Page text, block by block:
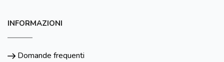
INFORMAZIONI
Domande frequenti